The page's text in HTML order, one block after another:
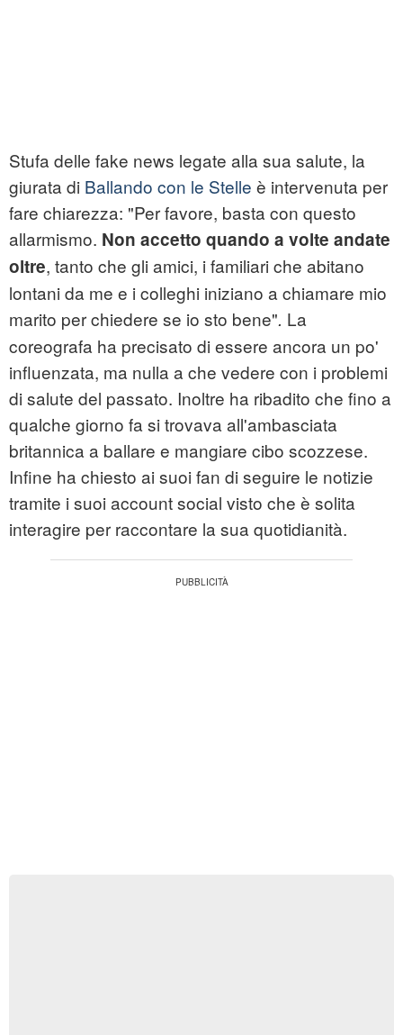
Stufa delle fake news legate alla sua salute, la
giurata di Ballando con le Stelle è intervenuta per
fare chiarezza: "Per favore, basta con questo
allarmismo. Non accetto quando a volte andate
oltre, tanto che gli amici, i familiari che abitano
lontani da me e i colleghi iniziano a chiamare mio
marito per chiedere se io sto bene". La
coreografa ha precisato di essere ancora un po'
influenzata, ma nulla a che vedere con i problemi
di salute del passato. Inoltre ha ribadito che fino a
qualche giorno fa si trovava all'ambasciata
britannica a ballare e mangiare cibo scozzese.
Infine ha chiesto ai suoi fan di seguire le notizie
tramite i suoi account social visto che è solita
interagire per raccontare la sua quotidianità.